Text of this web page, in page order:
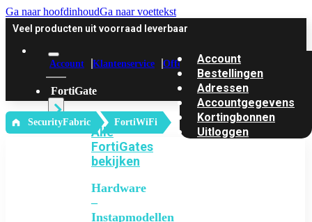
Ga naar hoofdinhoudGa naar voettekst
Veel producten uit voorraad leverbaar
Account Klantenservice Offerte
FortiGate
Alle
FortiGates
bekijken
Hardware
–
Instapmodellen
Account
Bestellingen
Adressen
Accountgegevens
Kortingbonnen
Uitloggen
‎ SecurityFabric FortiWiFi